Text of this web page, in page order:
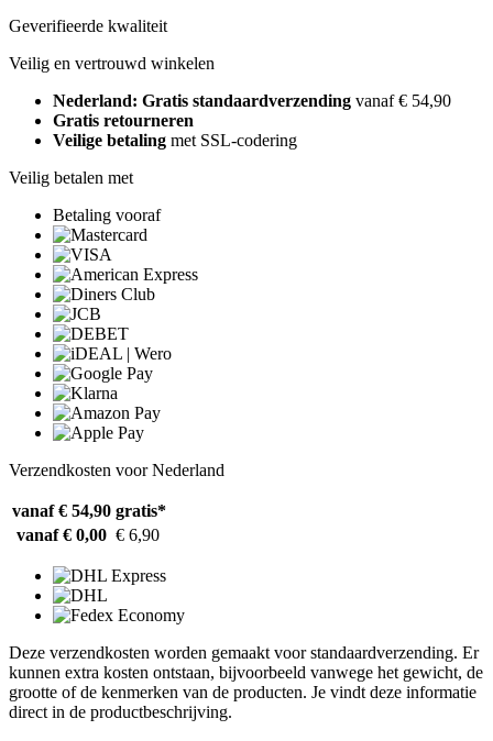
Geverifieerde kwaliteit
Veilig en vertrouwd winkelen
Nederland: Gratis standaardverzending vanaf € 54,90
Gratis retourneren
Veilige betaling met SSL-codering
Veilig betalen met
Betaling vooraf
Verzendkosten voor Nederland
vanaf € 54,90 gratis*
vanaf € 0,00 € 6,90
Deze verzendkosten worden gemaakt voor standaardverzending. Er
kunnen extra kosten ontstaan, bijvoorbeeld vanwege het gewicht, de
grootte of de kenmerken van de producten. Je vindt deze informatie
direct in de productbeschrijving.